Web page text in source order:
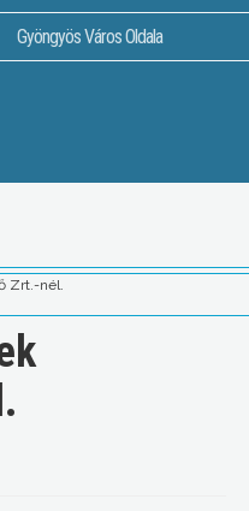
Gyöngyös Város Oldala
Zrt.-nél.